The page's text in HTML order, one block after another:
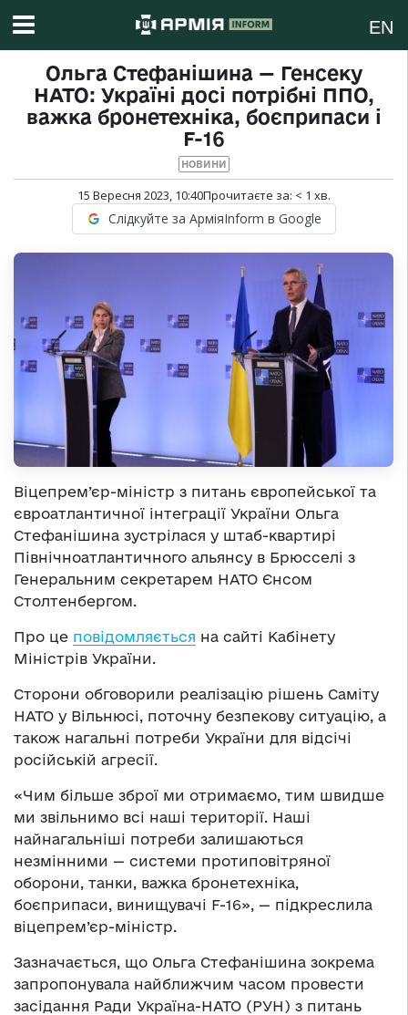
EN
Ольга Стефанішина — Генсеку
НАТО: Україні досі потрібні ППО,
важка бронетехніка, боєприпаси і
F-16
НОВИНИ
15 Вересня 2023, 10:40Прочитаєте за: < 1 хв.
Слідкуйте за АрміяInform в Google
Віцепрем’єр-міністр з питань європейської та
євроатлантичної інтеграції України Ольга
Стефанішина зустрілася у штаб-квартирі
Північноатлантичного альянсу в Брюсселі з
Генеральним секретарем НАТО Єнсом
Столтенбергом.
Про це повідомляється на сайті Кабінету
Міністрів України.
Сторони обговорили реалізацію рішень Саміту
НАТО у Вільнюсі, поточну безпекову ситуацію, а
також нагальні потреби України для відсічі
російській агресії.
«Чим більше зброї ми отримаємо, тим швидше
ми звільнимо всі наші території. Наші
найнагальніші потреби залишаються
незмінними — системи протиповітряної
оборони, танки, важка бронетехніка,
боєприпаси, винищувачі F-16», — підкреслила
віцепрем’єр-міністр.
Зазначається, що Ольга Стефанішина зокрема
запропонувала найближчим часом провести
засідання Ради Україна-НАТО (РУН) з питань